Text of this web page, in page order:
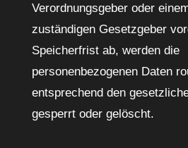
Verordnungsgeber oder
zuständigen Gesetzgeber
Speicherfrist ab, werden die
personenbezogenen Daten
entsprechend den
gesperrt oder gelöscht.